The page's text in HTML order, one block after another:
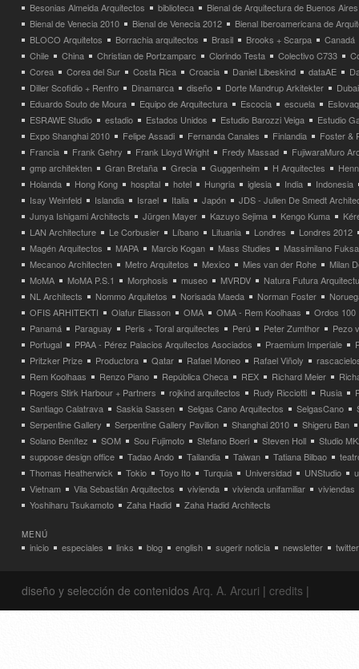
Besonias Almeida Arquitectos
biblioteca
Bienal de Arquitectura de Buenos Aires
Bienal de Venecia 2010
Bienal de Venecia 2012
Bienal Iberoamericana de
BLOCO Arquitetos
Borrachia arquitectos Brasil Brooks + Scarpa
Canadá
Chile
China Christian de Portzamparc Clorindo Testa Colectivo C733
Corea
Corea del Sur Costa Rica Croacia Daniel Libeskind dataAE
Diller Scofidio + Renfro
Dinamarca diseño Dorte Mandrup Arkitekter
Dubai
Eduardo Souto de Moura
Equipo de Arquitectura Escocia escuela
ESRAWE Studio
estadio Estados Unidos Estudio Barozzi Veiga
Estudio
Expo Shanghai 2010
Felipe Assadi Fernanda Canales Finlandia
Foster &
Francia
Frank Gehry Frank Lloyd Wright Fredy Massad
FujiwaraMuro
gmp architekten
Gran Bretaña Grecia Guggenheim H Arquitectes
Holanda
Hong Kong hospital hotel Hungria iglesia India
Indonesia
Isay Weinfeld
Islandia Israel Italia Japón
JDS - Julien De Smedt
Junya Ishigami Architects
Jürgen Mayer Kazuyo Sejima Kengo Kuma
LAN Architecture
Le Corbusier Líbano Lituania Londres
Londres 2012
Magén Arquitectos
MAPA Marcio Kogan Mass Studies
Massimilano
Mecanoo Architecten
Metro Arquitetos Mexico Mies van der Rohe
Milan
MoMA
MoMA P.S.1 Morphosis museo MVRDV
Natura Futura
NL Architects
Nommo Arquitetos Norisada Maeda Norman Foster
OFIS ARHITEKTI
Olafur Eliasson OMA OMA - Rem Koolhaas
Ordos 100
Panamá
Paraguay Peris + Toral arquitectes Perú Peter Zumthor
Pezo
Portugal
PPAA - Pérez Palacios Arquitectos Asociados Praemium Imperiale
Pritzker Prize
Productora Qatar Rafael Moneo Rafael Viñoly
Rem Koolhaas
Renzo Piano República Checa REX Richard Meier
Rogers Stirk Harbour + Partners
rojkind arquitectos Rudy Ricciotti Rusia
Santiago Calatrava
Saskia Sassen Selgas Cano Arquitectos SelgasCano
Serpentine Gallery
Serpentine Gallery Pavilion Shanghai 2010
Shigeru Ban
Solano Benítez
SOM Sou Fujimoto Stefano Boeri Steven Holl
Studio
suppose design office
Tadao Ando Tailandia Taiwan Tatiana Bilbao
Thomas Heatherwick
Tokio Toyo Ito Turquia Universidad UNStudio
Vietnam
Vila Sebastián Arquitectos vivienda vivienda unifamiliar
viviendas
Yoshiharu Tsukamoto
Zaha Hadid Zaha Hadid Architects
MENÚ
inicio especiales links blog english sugerir noticia newsletter twitter
diseño y selección de contenidos Arq. A. Arcuri | credits |